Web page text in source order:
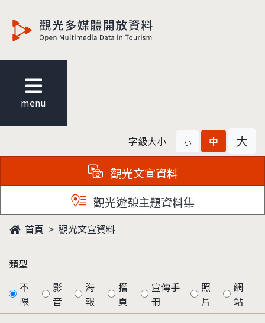
menu
字級大小 小 中 大
觀光文宣資料
觀光遊憩主題資料集
首頁 觀光文宣資料
類型
不
限
影
音
海
報
摺
頁
宣傳手
冊
照
片
網
站